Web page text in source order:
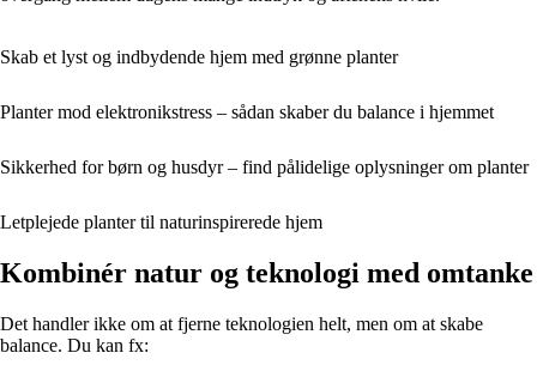
Skab et lyst og indbydende hjem med grønne planter
Planter mod elektronikstress – sådan skaber du balance i hjemmet
Sikkerhed for børn og husdyr – find pålidelige oplysninger om planter
Letplejede planter til naturinspirerede hjem
Kombinér natur og teknologi med omtanke
Det handler ikke om at fjerne teknologien helt, men om at skabe
balance. Du kan fx: